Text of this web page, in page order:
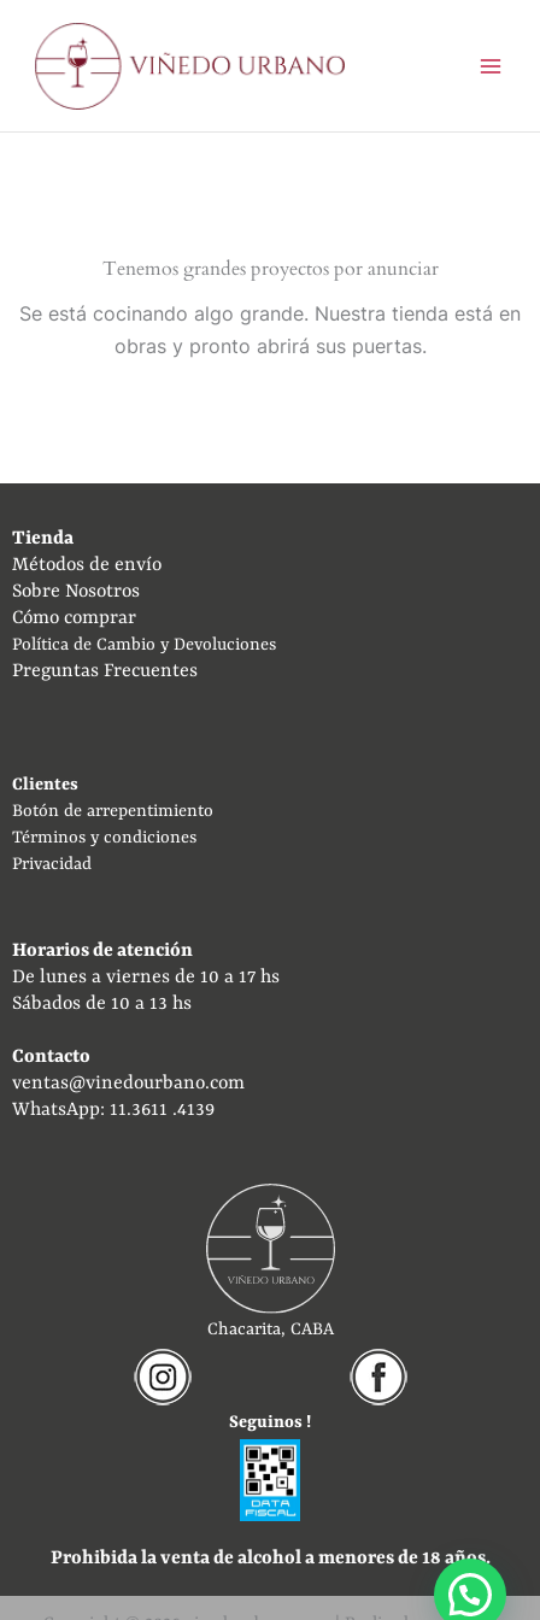
contenido
Tenemos grandes proyectos por anunciar
Se está cocinando algo grande. Nuestra tienda está en
obras y pronto abrirá sus puertas.
Tienda
Métodos de envío
Sobre Nosotros
Cómo comprar
Política de Cambio y Devoluciones
Preguntas Frecuentes
Clientes
Botón de arrepentimiento
Términos y condiciones
Privacidad
Horarios de atención
De lunes a viernes de 10 a 17 hs
Sábados de 10 a 13 hs
Contacto
ventas@vinedourbano.com
WhatsApp: 11.3611 .4139
Chacarita, CABA
Seguinos !
Prohibida la venta de alcohol a menores de 18 años.